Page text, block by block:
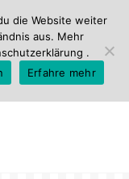
die Website weiter
aus. Mehr
.
Erfahre mehr